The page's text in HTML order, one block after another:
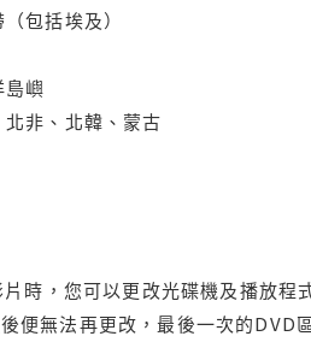
包括埃及）
嶼
非、北韓、蒙古
時，您可以更改光碟機及播放程
便無法再更改，最後一次的